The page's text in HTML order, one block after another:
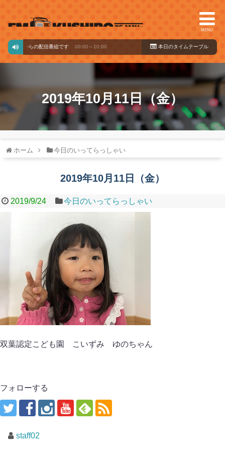
MENU
ードからの配信番組です 00:00～10:00 本日のタイ ムテーブル
2019年10月11日（金）
ホーム 今日のいってらっしゃい
2019年10月11日（金）
2019/9/24 今日のいってらっしゃい
双葉認定こども園 こいずみ ゆのちゃん
フォローする
staff02